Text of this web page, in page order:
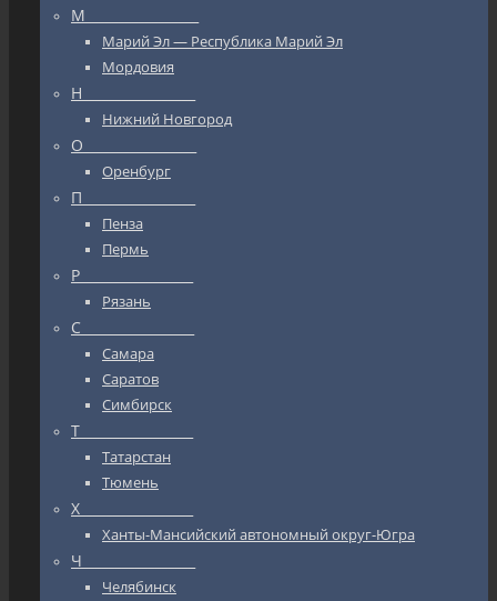
М_________________
Марий Эл — Республика Марий Эл
Мордовия
Н_________________
Нижний Новгород
О_________________
Оренбург
П_________________
Пенза
Пермь
Р_________________
Рязань
С_________________
Самара
Саратов
Симбирск
Т_________________
Татарстан
Тюмень
Х_________________
Ханты-Мансийский автономный округ-Югра
Ч_________________
Челябинск